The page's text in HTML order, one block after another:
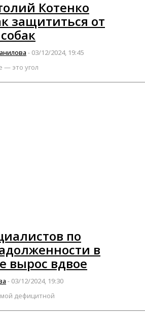
Котенко
защититься от
- 03/12/2024, 19:45
— это угол
по
в
вырос вдвое
- 03/12/2024, 19:30
дефицитной